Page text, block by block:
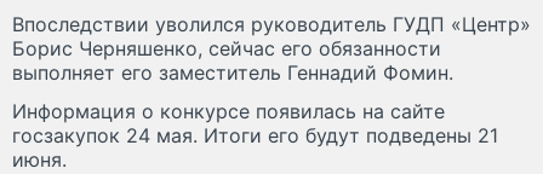
Впоследствии уволился руководитель ГУДП «Центр»
Борис Черняшенко, сейчас его обязанности
выполняет его заместитель Геннадий Фомин.
Информация о конкурсе появилась на сайте
госзакупок 24 мая. Итоги его будут подведены 21
июня.